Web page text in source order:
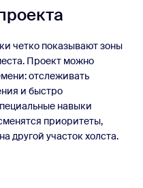
четко показывают зоны
Проект можно
отслеживать
и быстро
навыки
приоритеты,
другой участок холста.